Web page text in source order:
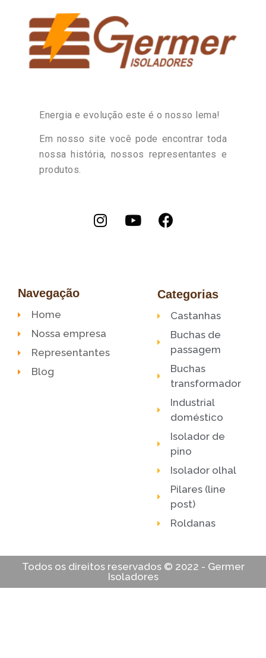
Energia e evolução este é o nosso lema!
Em nosso site você pode encontrar toda
nossa história, nossos representantes e
produtos.
Navegação Categorias
Home
Nossa empresa
Representantes
Blog
Castanhas
Buchas de
passagem
Buchas
transformador
Industrial
doméstico
Isolador de
pino
Isolador olhal
Pilares (line
post)
Roldanas
Todos os direitos reservados © 2022 - Germer
Isoladores